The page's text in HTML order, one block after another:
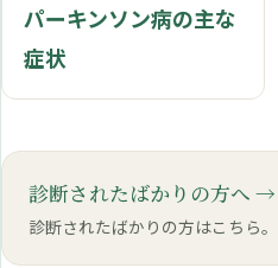
パーキンソン病の主な
症状
診断されたばかりの方へ
診断されたばかりの方はこちら